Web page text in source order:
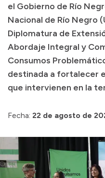
el Gobierno de Río
Nacional de Río Negro
Diplomatura de
Abordaje Integral y
Consumos
destinada a fortalecer
que intervienen en la
Fecha: 22 de agosto de